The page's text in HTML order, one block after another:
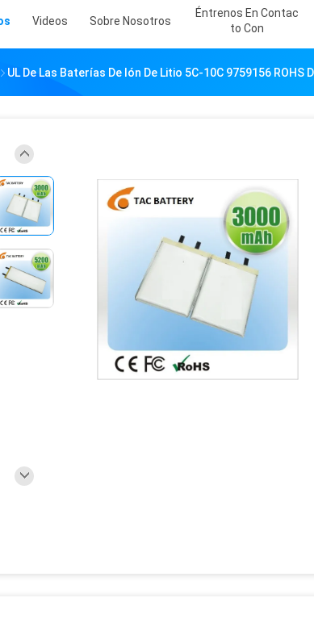
Videos Sobre Nosotros
Éntrenos En Contac
To Con
UL De Las Baterías De Ión De Litio 5C-10C 9759156